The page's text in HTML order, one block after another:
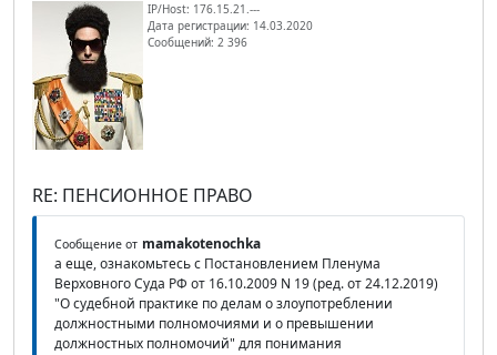
IP/Host: 176.15.21.---
Дата регистрации: 14.03.2020
Сообщений: 2 396
RE: ПЕНСИОННОЕ ПРАВО
Сообщение от mamakotenochka
а еще, ознакомьтесь с Постановлением Пленума
Верховного Суда РФ от 16.10.2009 N 19 (ред. от 24.12.2019)
"О судебной практике по делам о злоупотреблении
должностными полномочиями и о превышении
должностных полномочий" для понимания